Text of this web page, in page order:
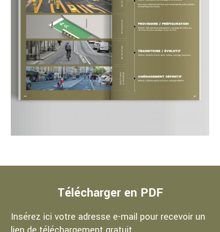
Télécharger en PDF
Insérez ici votre adresse e-mail pour recevoir un